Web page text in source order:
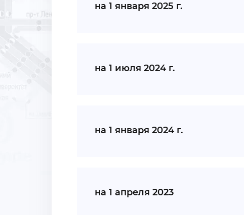
на 1 января 2025 г.
на 1 июля 2024 г.
на 1 января 2024 г.
на 1 апреля 2023